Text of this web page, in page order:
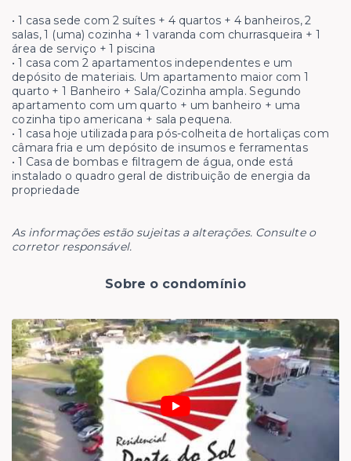
• 1 casa sede com 2 suítes + 4 quartos + 4 banheiros, 2
salas, 1 (uma) cozinha + 1 varanda com churrasqueira + 1
área de serviço + 1 piscina
• 1 casa com 2 apartamentos independentes e um
depósito de materiais. Um apartamento maior com 1
quarto + 1 Banheiro + Sala/Cozinha ampla. Segundo
apartamento com um quarto + um banheiro + uma
cozinha tipo americana + sala pequena.
• 1 casa hoje utilizada para pós-colheita de hortaliças com
câmara fria e um depósito de insumos e ferramentas
• 1 Casa de bombas e filtragem de água, onde está
instalado o quadro geral de distribuição de energia da
propriedade
As informações estão sujeitas a alterações. Consulte o
corretor responsável.
Sobre o condomínio